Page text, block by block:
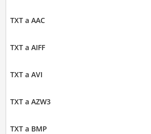
TXT a AAC
TXT a AIFF
TXT a AVI
TXT a AZW3
TXT a BMP